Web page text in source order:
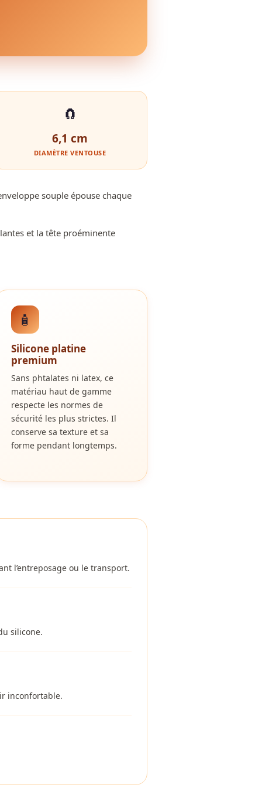
🧲
6,1 cm
DIAMÈTRE VENTOUSE
souple épouse chaque
et la tête proéminente
🧴
Silicone platine
premium
Sans phtalates ni latex, ce
matériau haut de gamme
respecte les normes de
sécurité les plus strictes. Il
conserve sa texture et sa
forme pendant longtemps.
l’entreposage ou le transport.
silicone.
inconfortable.